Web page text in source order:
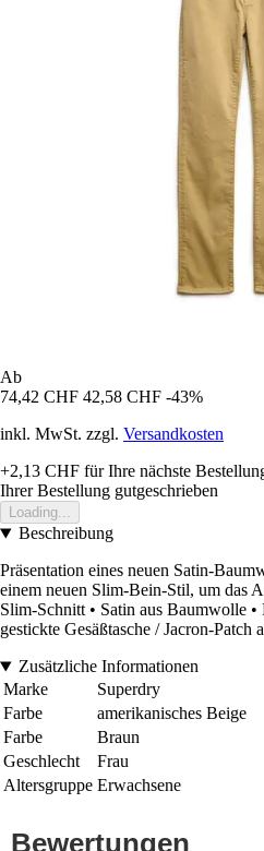
Ab
74,42 CHF 42,58 CHF -43%
inkl. MwSt. zzgl. Versandkosten
+2,13 CHF für Ihre nächste
Ihrer Bestellung gutgeschrieben
Loading...
Beschreibung
Präsentation eines neuen Satin-
einem neuen Slim-Bein-Stil, um das
Slim-Schnitt • Satin aus Baumwolle
gestickte Gesäßtasche / Jacron-Patch
Zusätzliche Informationen
Marke
Superdry
Farbe
amerikanisches Beige
Farbe
Braun
Geschlecht
Frau
Altersgruppe Erwachsene